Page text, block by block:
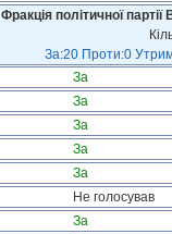
Фракція політичної
За:20 Проти:0
За
За
За
За
За
Не голосував
За